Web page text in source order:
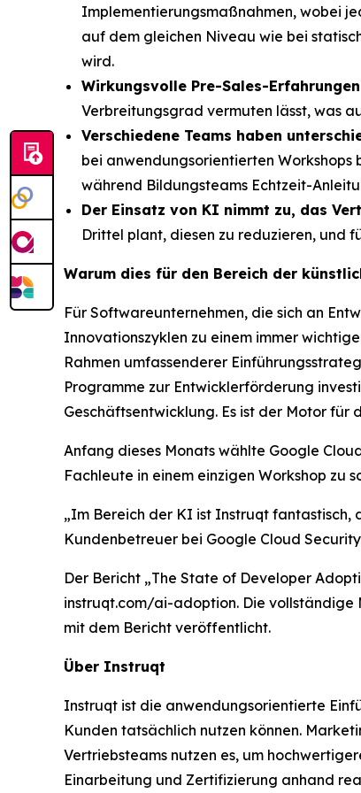
Implementierungsmaßnahmen, wobei
auf dem gleichen Niveau wie bei
wird.
Wirkungsvolle Pre-Sales-
Verbreitungsgrad vermuten lässt, was
Verschiedene Teams haben
bei anwendungsorientierten
während Bildungsteams Echtzeit-
Der Einsatz von KI nimmt zu, das
Drittel plant, diesen zu reduzieren, und
Warum dies für den Bereich der
Für Softwareunternehmen, die sich an
Innovationszyklen zu einem immer
Rahmen umfassenderer
Programme zur Entwicklerförderung
Geschäftsentwicklung. Es ist der Motor für
Anfang dieses Monats wählte Google
Fachleute in einem einzigen Workshop zu
„Im Bereich der KI ist Instruqt fantastisch,
Kundenbetreuer bei Google Cloud
Der Bericht „The State of Developer
instruqt.com/ai-adoption. Die vollständige
mit dem Bericht veröffentlicht.
Über Instruqt
Instruqt ist die anwendungsorientierte
Kunden tatsächlich nutzen können.
Vertriebsteams nutzen es, um
Einarbeitung und Zertifizierung anhand